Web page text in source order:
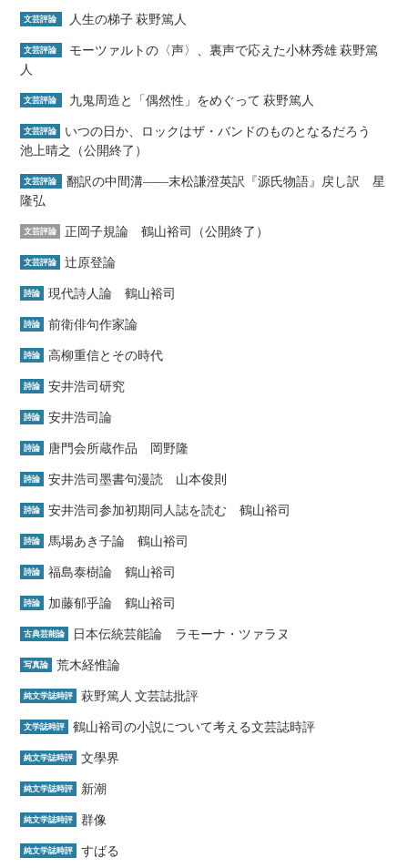
文芸評論 人生の梯子 萩野篤人
文芸評論
モーツァルトの〈声〉、裏声で応えた小林秀雄 萩野篤
人
文芸評論 九鬼周造と「偶然性」をめぐって 萩野篤人
文芸評論
いつの日か、ロックはザ・バンドのものとなるだろう
池上晴之（公開終了）
文芸評論
翻訳の中間溝――末松謙澄英訳『源氏物語』戻し訳 星
隆弘
文芸評論 正岡子規論 鶴山裕司（公開終了）
文芸評論 辻原登論
詩論 現代詩人論 鶴山裕司
詩論 前衛俳句作家論
詩論 高柳重信とその時代
詩論 安井浩司研究
詩論 安井浩司論
詩論 唐門会所蔵作品 岡野隆
詩論 安井浩司墨書句漫読 山本俊則
詩論 安井浩司参加初期同人誌を読む 鶴山裕司
詩論 馬場あき子論 鶴山裕司
詩論 福島泰樹論 鶴山裕司
詩論 加藤郁乎論 鶴山裕司
古典芸能論 日本伝統芸能論 ラモーナ・ツァラヌ
写真論 荒木経惟論
純文学誌時評 萩野篤人 文芸誌批評
文学誌時評 鶴山裕司の小説について考える文芸誌時評
純文学誌時評 文學界
純文学誌時評 新潮
純文学誌時評 群像
純文学誌時評 すばる